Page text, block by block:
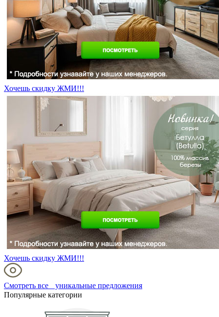
Хочешь скидку ЖМИ!!!
Хочешь скидку ЖМИ!!!
Смотреть все уникальные предложения
Популярные категории